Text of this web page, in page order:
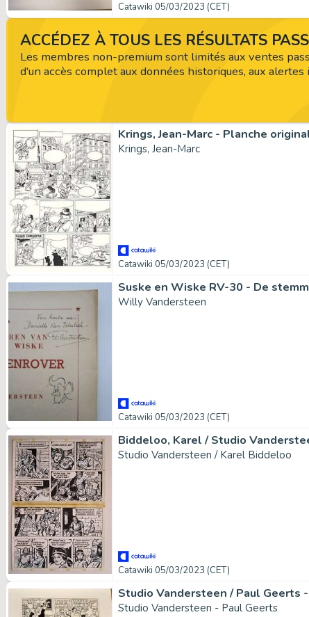
Catawiki 05/03/2023 (CET)
Krings, Jean-Marc
Catawiki 05/03/2023 (CET)
Willy Vandersteen
Catawiki 05/03/2023 (CET)
Studio Vandersteen / Karel Biddeloo
Catawiki 05/03/2023 (CET)
Studio Vandersteen - Paul Geerts
ACCÉDEZ À TOUS LES RÉSULTATS
Les membres non-premium sont limités aux ventes
d'un accès complet aux données historiques, aux